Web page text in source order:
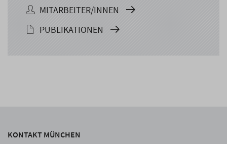
MITARBEITER/INNEN
PUBLIKATIONEN
KONTAKT MÜNCHEN